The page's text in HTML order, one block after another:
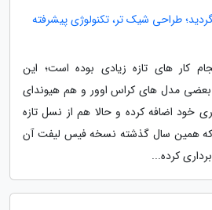
2021 معرفی گردید؛ طراحی شیک تر، تکنولوژی پیشرفته
کار های تازه زیادی بوده است؛ این
بعضی مدل های کراس اوور و هم هیوندای
خط فراوری خود اضافه کرده و حالا هم از نسل تازه
که همین سال گذشته نسخه فیس لیفت آن
برداری کرده...